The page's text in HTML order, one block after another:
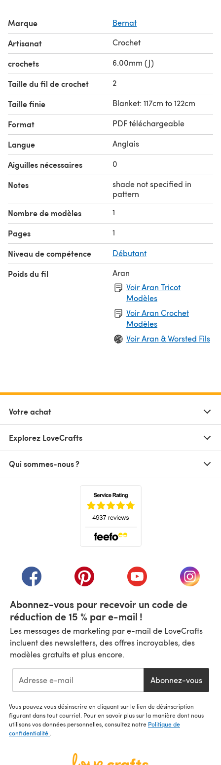
Marque Bernat
Artisanat Crochet
crochets 6.00mm (J)
Taille du fil de crochet 2
Taille finie Blanket: 117cm to 122cm
Format PDF téléchargeable
Langue Anglais
Aiguilles nécessaires 0
Notes
shade not specified in
pattern
Nombre de modèles 1
Pages 1
Niveau de compétence Débutant
Poids du fil
Aran
Voir Aran Tricot
Modèles
Voir Aran Crochet
Modèles
Voir Aran & Worsted Fils
Votre achat
Explorez LoveCrafts
Qui sommes-nous ?
(s'ouvre dans un nouvel onglet)
(s'ouvre dans un nouvel onglet)
(s'ouvre dans un(s'ouvre
Abonnez-vous pour recevoir un code de
réduction de 15 % par e-mail !
Les messages de marketing par e-mail de LoveCrafts
incluent des newsletters, des offres incroyables, des
modèles gratuits et plus encore.
Abonnez-vous
Vous pouvez vous désinscrire en cliquant sur le lien de désinscription
figurant dans tout courriel. Pour en savoir plus sur la manière dont nous
utilisons vos données personnelles, consultez notre Politique de
confidentialité